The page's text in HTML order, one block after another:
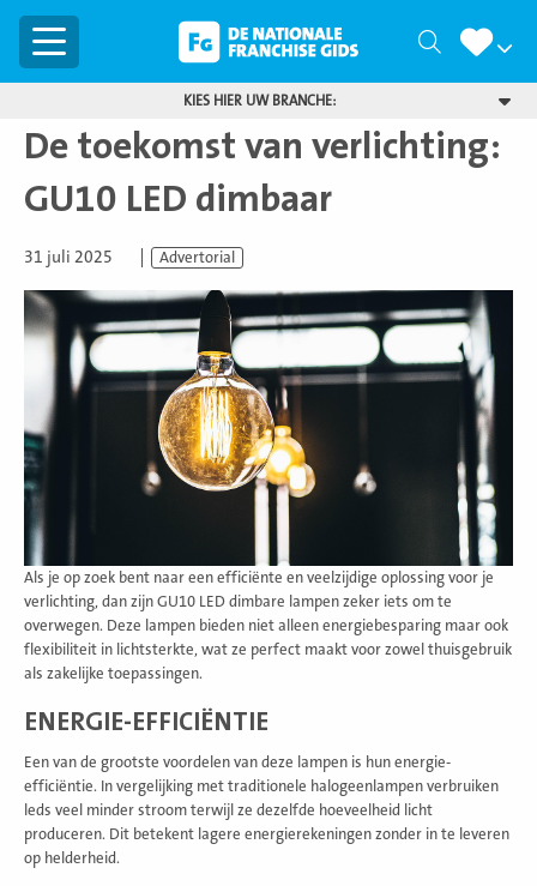
Menu Zoeken
KIES HIER UW BRANCHE:
De toekomst van verlichting:
GU10 LED dimbaar
31 juli 2025 Advertorial
Als je op zoek bent naar een efficiënte en veelzijdige oplossing voor je
verlichting, dan zijn GU10 LED dimbare lampen zeker iets om te
overwegen. Deze lampen bieden niet alleen energiebesparing maar ook
flexibiliteit in lichtsterkte, wat ze perfect maakt voor zowel thuisgebruik
als zakelijke toepassingen.
ENERGIE-EFFICIËNTIE
Een van de grootste voordelen van deze lampen is hun energie-
efficiëntie. In vergelijking met traditionele halogeenlampen verbruiken
leds veel minder stroom terwijl ze dezelfde hoeveelheid licht
produceren. Dit betekent lagere energierekeningen zonder in te leveren
op helderheid.